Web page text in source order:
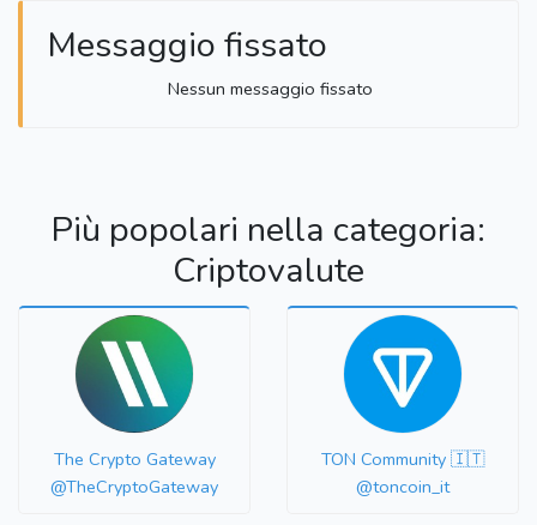
Messaggio fissato
Nessun messaggio fissato
Più popolari nella categoria:
Criptovalute
The Crypto Gateway
@TheCryptoGateway
TON Community 🇮🇹
@toncoin_it